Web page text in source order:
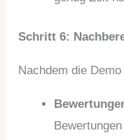
Schritt 6:
Nachdem die